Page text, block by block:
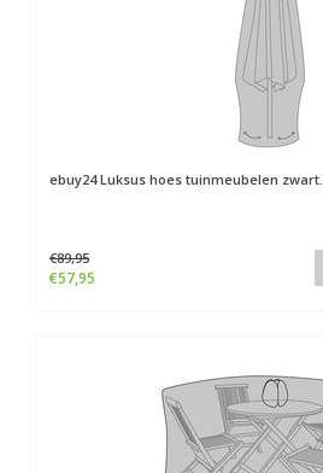
ebuy24Luksus hoes tuinmeubelen zwart.
€89,95
€57,95